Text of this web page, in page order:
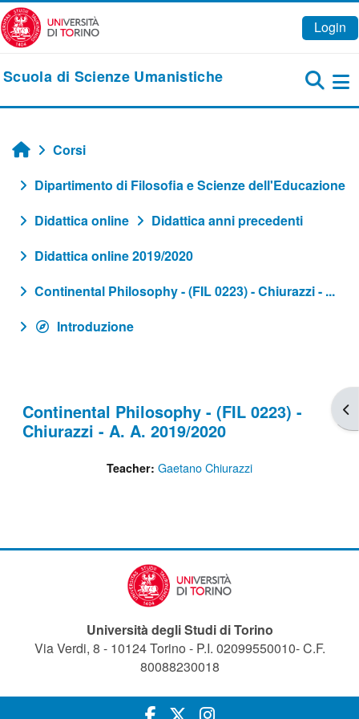
Vai al contenuto principale
Login
Scuola di Scienze Umanistiche
Home
Corsi
Dipartimento di Filosofia e Scienze dell'Educazione
Didattica online
Didattica anni precedenti
Didattica online 2019/2020
Continental Philosophy - (FIL 0223) - Chiurazzi - ...
Introduzione
Continental Philosophy - (FIL 0223) -
Chiurazzi - A. A. 2019/2020
Teacher: Gaetano Chiurazzi
Università degli Studi di Torino
Via Verdi, 8 - 10124 Torino - P.I. 02099550010- C.F.
80088230018